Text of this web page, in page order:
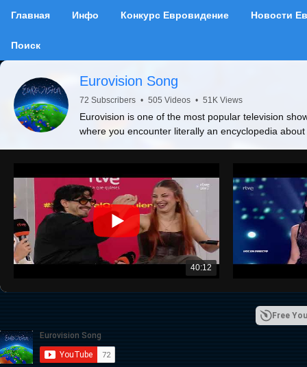
Главная Инфо Конкурс Евровидение Новости
Поиск
Eurovision Song
72 Subscribers • 505 Videos • 51K Views
Eurovision is one of the most popular television
where you encounter literally an encyclopedia
40:12
Free